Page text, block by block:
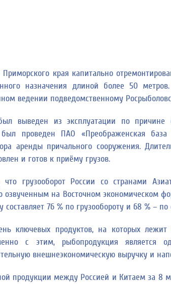
края капитально
назначения длиной более 50
ведении подведомственному
выведен из эксплуатации по причине
проведен ПАО «Преображенская
аренды причального сооружения.
и готов к приёму грузов.
грузооборот России со странами
озвученным на Восточном экономическом
76 % по грузообороту и 68 % – по
ключевых продуктов, на которых лежит
с этим, рыбопродукция является
внешнеэкономическую выручку и
продукции между Россией и Китаем за 8